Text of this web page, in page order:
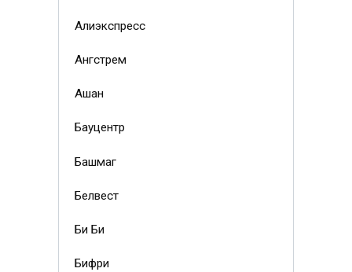
Алиэкспресс
Ангстрем
Ашан
Бауцентр
Башмаг
Белвест
Би Би
Бифри